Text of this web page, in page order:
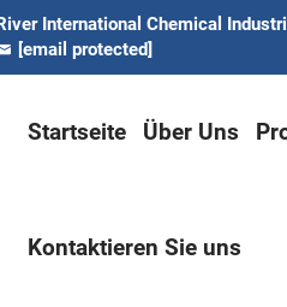
International Chemical
[email protected]
Startseite Über Uns
Kontaktieren Sie uns